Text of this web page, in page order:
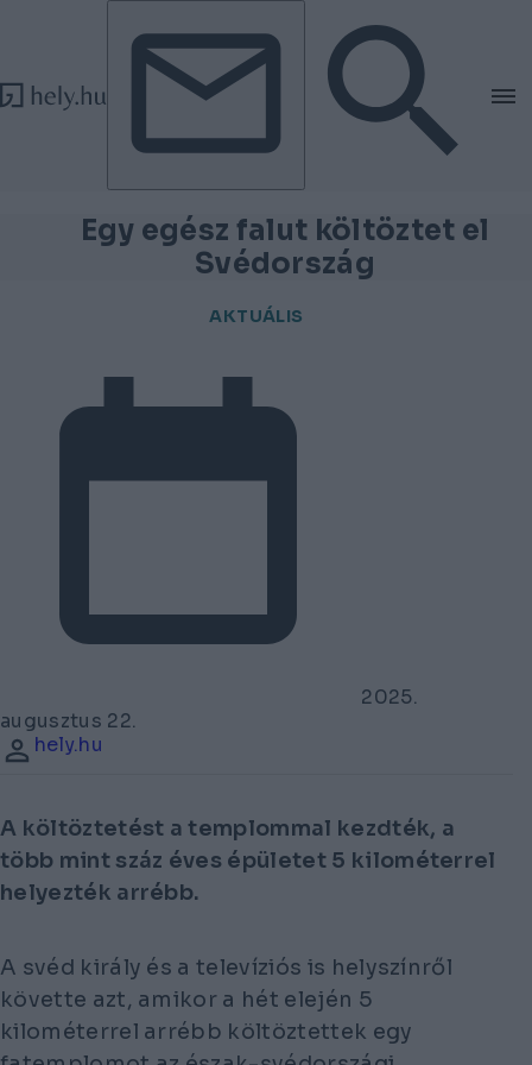
Tovább a tartalomhoz
Tovább a lábléchez
Egy egész falut költöztet el
Svédország
AKTUÁLIS
2025.
augusztus 22.
hely.hu
A költöztetést a templommal kezdték, a
több mint száz éves épületet 5 kilométerrel
helyezték arrébb.
A svéd király és a televíziós is helyszínről
követte azt, amikor a hét elején 5
kilométerrel arrébb költöztettek egy